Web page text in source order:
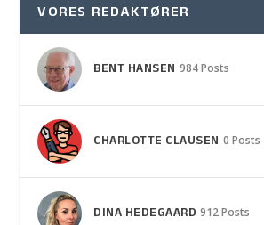
VORES REDAKTØRER
BENT HANSEN 984 Posts
CHARLOTTE CLAUSEN 0 Posts
DINA HEDEGAARD 912 Posts